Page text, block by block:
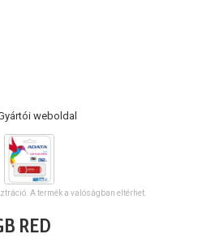
weboldal
A termék a valóságban eltérhet.
RED